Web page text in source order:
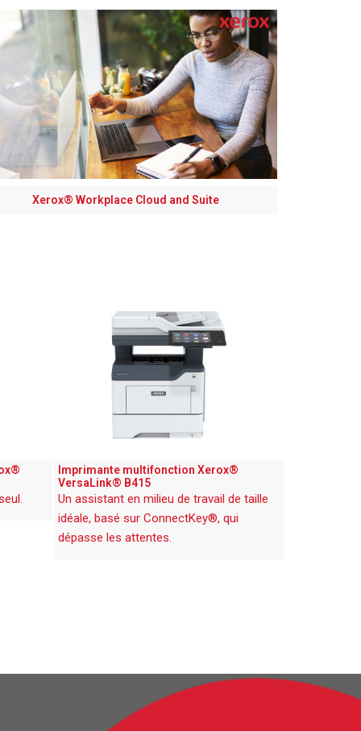
Xerox® Workplace Cloud and Suite
Imprimante multifonction Xerox®
VersaLink® B415
Un assistant en milieu de travail de taille
idéale, basé sur ConnectKey®, qui
dépasse les attentes.